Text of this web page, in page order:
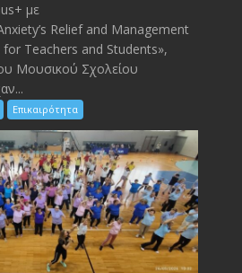
με
Relief and Management
Teachers and Students»,
Μουσικού Σχολείου
Επικαιρότητα